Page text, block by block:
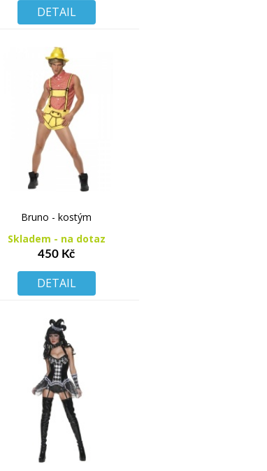
DETAIL
Bruno - kostým
Skladem - na dotaz
450 Kč
DETAIL